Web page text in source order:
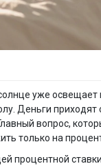
уже
Деньги
вопрос,
только на
процентной